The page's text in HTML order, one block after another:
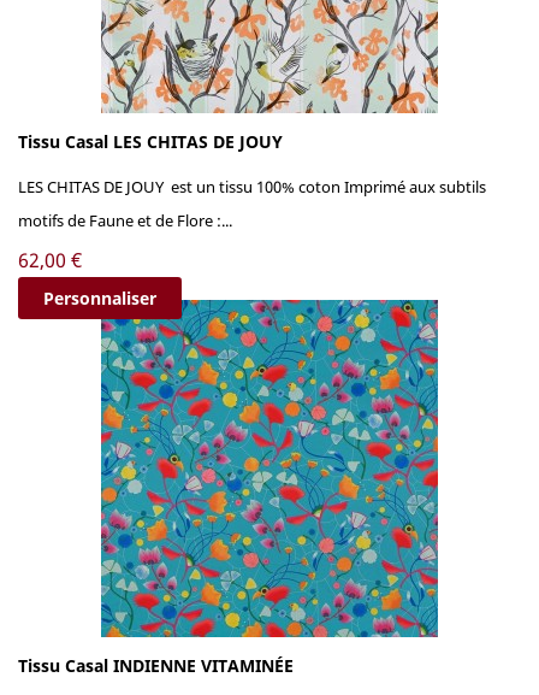
Tissu Casal LES CHITAS DE JOUY
LES CHITAS DE JOUY est un tissu 100% coton Imprimé aux subtils
motifs de Faune et de Flore :...
Prix
62,00 €
Personnaliser
Tissu Casal INDIENNE VITAMINÉE